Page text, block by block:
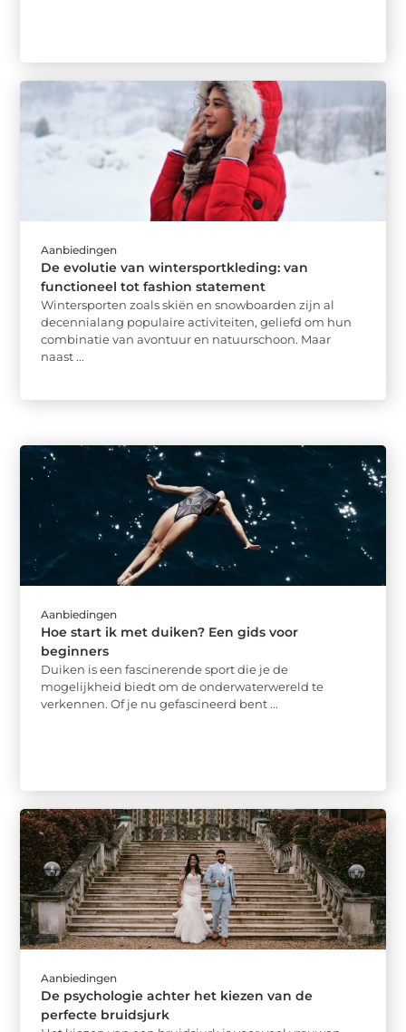
Aanbiedingen
De evolutie van wintersportkleding: van
functioneel tot fashion statement
Wintersporten zoals skiën en snowboarden zijn al
decennialang populaire activiteiten, geliefd om hun
combinatie van avontuur en natuurschoon. Maar
naast ...
Aanbiedingen
Hoe start ik met duiken? Een gids voor
beginners
Duiken is een fascinerende sport die je de
mogelijkheid biedt om de onderwaterwereld te
verkennen. Of je nu gefascineerd bent ...
Aanbiedingen
De psychologie achter het kiezen van de
perfecte bruidsjurk